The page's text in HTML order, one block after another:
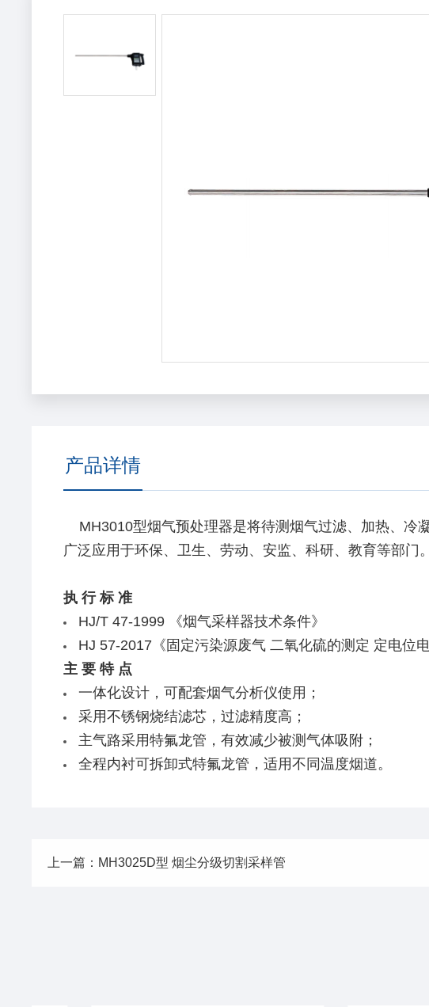
产品详情
MH3010型烟气预处理器是将待测烟气过滤、加热、冷
广泛应用于环保、卫生、劳动、安监、科研、教育等部门。
执 行 标 准
HJ/T 47-1999 《烟气采样器技术条件》
HJ 57-2017《固定污染源废气 二氧化硫的测定 定电位电
主 要 特 点
一体化设计，可配套烟气分析仪使用；
采用不锈钢烧结滤芯，过滤精度高；
主气路采用特氟龙管，有效减少被测气体吸附；
全程内衬可拆卸式特氟龙管，适用不同温度烟道。
上一篇：MH3025D型 烟尘分级切割采样管